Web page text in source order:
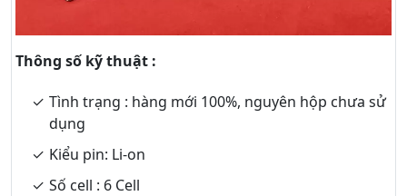
Thông số kỹ thuật :
Tình trạng : hàng mới 100%, nguyên hộp chưa sử
dụng
Kiểu pin: Li-on
Số cell : 6 Cell